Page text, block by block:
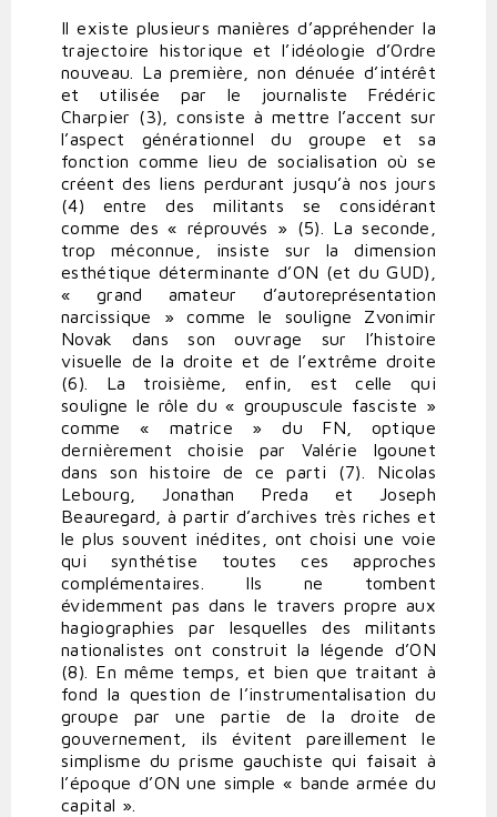
Il existe plusieurs manières d’appréhender la
trajectoire historique et l’idéologie d’Ordre
nouveau. La première, non dénuée d’intérêt
et utilisée par le journaliste Frédéric
Charpier (3), consiste à mettre l’accent sur
l’aspect générationnel du groupe et sa
fonction comme lieu de socialisation où se
créent des liens perdurant jusqu’à nos jours
(4) entre des militants se considérant
comme des « réprouvés » (5). La seconde,
trop méconnue, insiste sur la dimension
esthétique déterminante d’ON (et du GUD),
« grand amateur d’autoreprésentation
narcissique » comme le souligne Zvonimir
Novak dans son ouvrage sur l’histoire
visuelle de la droite et de l’extrême droite
(6). La troisième, enfin, est celle qui
souligne le rôle du « groupuscule fasciste »
comme « matrice » du FN, optique
dernièrement choisie par Valérie Igounet
dans son histoire de ce parti (7). Nicolas
Lebourg, Jonathan Preda et Joseph
Beauregard, à partir d’archives très riches et
le plus souvent inédites, ont choisi une voie
qui synthétise toutes ces approches
complémentaires. Ils ne tombent
évidemment pas dans le travers propre aux
hagiographies par lesquelles des militants
nationalistes ont construit la légende d’ON
(8). En même temps, et bien que traitant à
fond la question de l’instrumentalisation du
groupe par une partie de la droite de
gouvernement, ils évitent pareillement le
simplisme du prisme gauchiste qui faisait à
l’époque d’ON une simple « bande armée du
capital ».